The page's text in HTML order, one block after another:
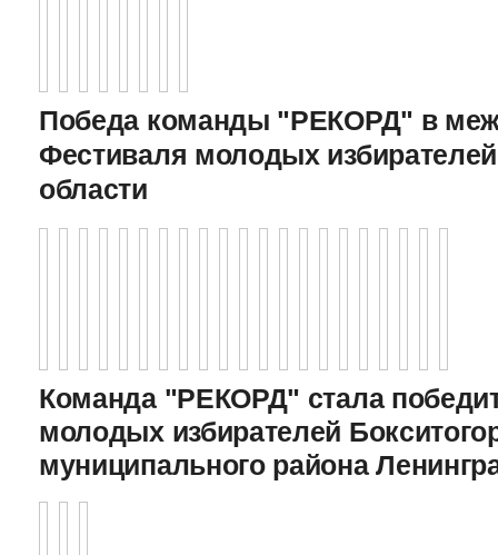
Победа команды "РЕКОРД" в
Фестиваля молодых
области
Команда "РЕКОРД" стала
молодых избирателей
муниципального района